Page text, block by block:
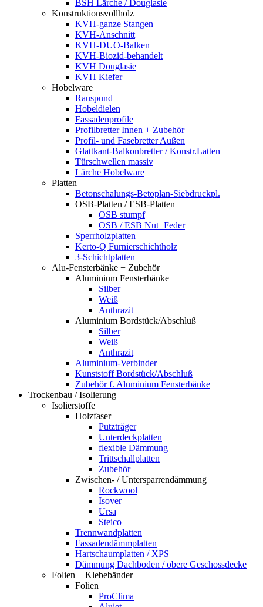
BSH Lärche / Douglasie
Konstruktionsvollholz
KVH-ganze Stangen
KVH-Anschnitt
KVH-DUO-Balken
KVH-Biozid-behandelt
KVH Douglasie
KVH Kiefer
Hobelware
Rauspund
Hobeldielen
Fassadenprofile
Profilbretter Innen + Zubehör
Profil- und Fasebretter Außen
Glattkant-Balkonbretter / Konstr.Latten
Türschwellen massiv
Lärche Hobelware
Platten
Betonschalungs-Betoplan-Siebdruckpl.
OSB-Platten / ESB-Platten
OSB stumpf
OSB / ESB Nut+Feder
Sperrholzplatten
Kerto-Q Furnierschichtholz
3-Schichtplatten
Alu-Fensterbänke + Zubehör
Aluminium Fensterbänke
Silber
Weiß
Anthrazit
Aluminium Bordstück/Abschluß
Silber
Weiß
Anthrazit
Aluminium-Verbinder
Kunststoff Bordstück/Abschluß
Zubehör f. Aluminium Fensterbänke
Trockenbau / Isolierung
Isolierstoffe
Holzfaser
Putzträger
Unterdeckplatten
flexible Dämmung
Trittschallplatten
Zubehör
Zwischen- / Untersparrendämmung
Rockwool
Isover
Ursa
Steico
Trennwandplatten
Fassadendämmplatten
Hartschaumplatten / XPS
Dämmung Dachboden / obere Geschossdecke
Folien + Klebebänder
Folien
ProClima